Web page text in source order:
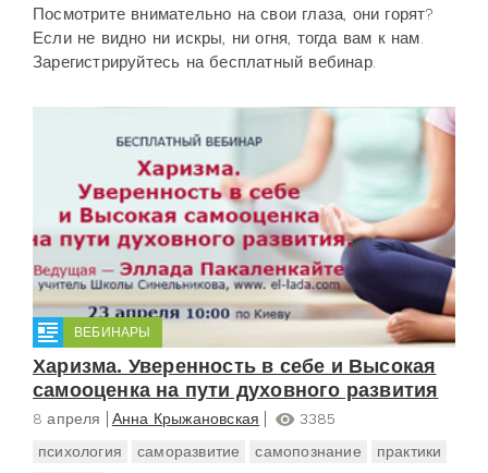
Посмотрите внимательно на свои глаза, они горят?
Если не видно ни искры, ни огня, тогда вам к нам.
Зарегистрируйтесь на бесплатный вебинар.
ВЕБИНАРЫ
Харизма. Уверенность в себе и Высокая
самооценка на пути духовного развития
8 апреля Анна Крыжановская
3385
психология
саморазвитие самопознание
практики